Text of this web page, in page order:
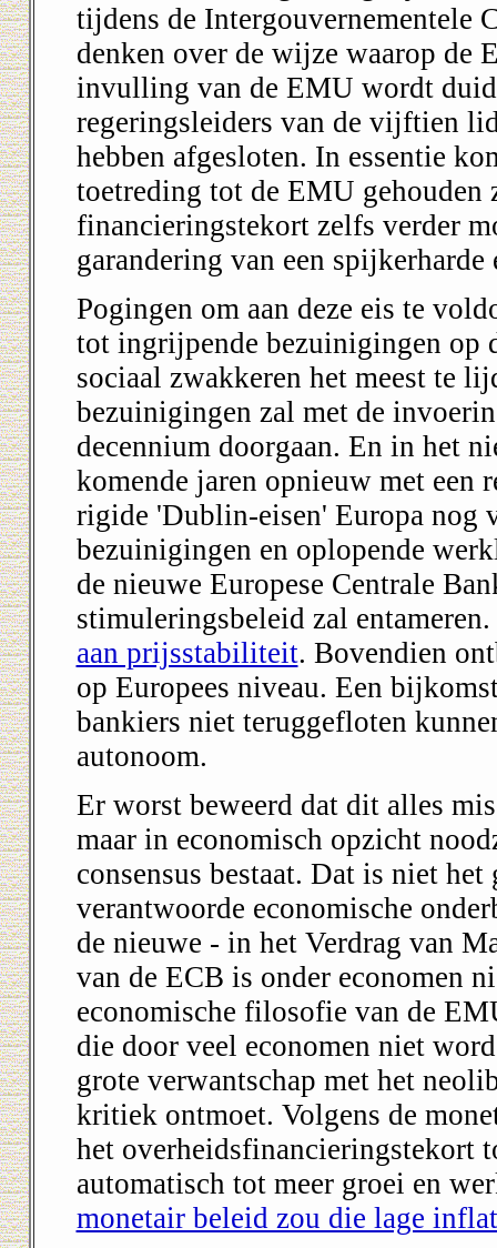
tijdens de Intergouvernementele
denken over de wijze waarop de
invulling van de EMU wordt
regeringsleiders van de vijftien
hebben afgesloten. In essentie
toetreding tot de EMU gehouden
financieringstekort zelfs verder
garandering van een
Pogingen om aan deze eis te
tot ingrijpende bezuinigingen op
sociaal zwakkeren het meest te
bezuinigingen zal met de
decennium doorgaan. En in het
komende jaren opnieuw met een
rigide 'Dublin-eisen' Europa nog
bezuinigingen en oplopende
de nieuwe Europese Centrale
stimuleringsbeleid zal
aan prijsstabiliteit. Bovendien
op Europees niveau. Een
bankiers niet teruggefloten
autonoom.
Er worst beweerd dat dit alles
maar in economisch opzicht
consensus bestaat. Dat is niet
verantwoorde economische
de nieuwe - in het Verdrag van
van de ECB is onder economen
economische filosofie van de
die door veel economen niet
grote verwantschap met het
kritiek ontmoet. Volgens de
het overheidsfinancieringstekort
automatisch tot meer groei en
monetair beleid zou die lage